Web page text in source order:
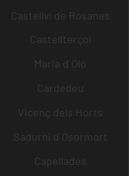
Castellví de Rosanes
Castellterçol
Maria d´Oló
Cardedeu
Vicenç dels Horts
Sadurní d´Osormort
Capellades